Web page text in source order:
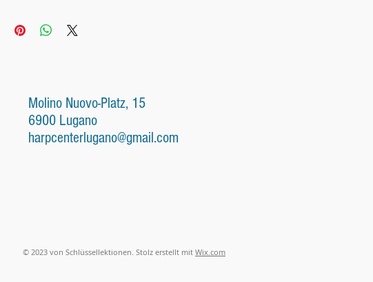
Molino Nuovo-Platz, 15
6900 Lugano
harpcenterlugano@gmail.com
© 2023 von Schlüssellektionen. Stolz erstellt mit Wix.com